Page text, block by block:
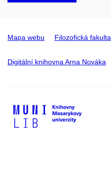
Mapa webu Filozofická fakulta
Digitální knihovna Arna Nováka